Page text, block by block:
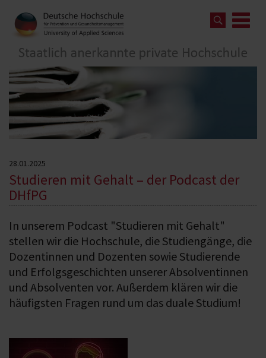
28.01.2025
Studieren mit Gehalt – der Podcast der
DHfPG
In unserem Podcast "Studieren mit Gehalt"
stellen wir die Hochschule, die Studiengänge, die
Dozentinnen und Dozenten sowie Studierende
und Erfolgsgeschichten unserer Absolventinnen
und Absolventen vor. Außerdem klären wir die
häufigsten Fragen rund um das duale Studium!